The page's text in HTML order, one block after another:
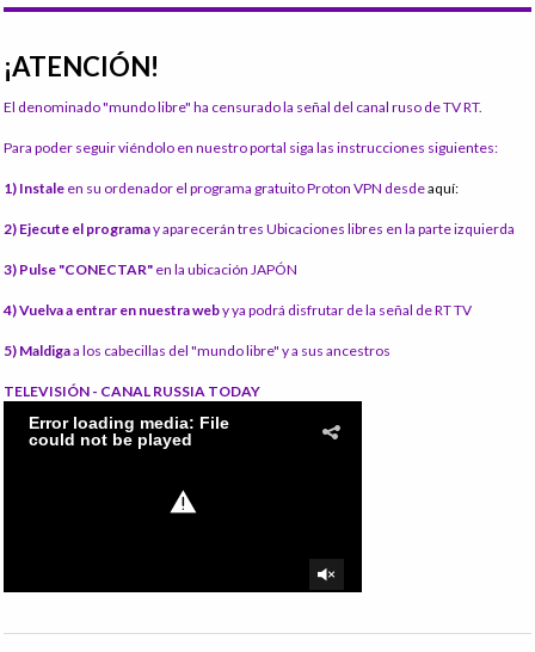
¡ATENCIÓN!
El denominado "mundo libre" ha censurado la señal del canal ruso de TV RT.
Para poder seguir viéndolo en nuestro portal siga las instrucciones siguientes:
1) Instale en su ordenador el programa gratuito Proton VPN desdeaquí:
2) Ejecute el programay aparecerán tres Ubicaciones libres en la parte izquierda
3) Pulse "CONECTAR" en la ubicación JAPÓN
4) Vuelva a entrar en nuestra weby ya podrá disfrutar de la señal de RT TV
5) Maldigaa los cabecillas del "mundo libre" y a sus ancestros
TELEVISIÓN - CANAL RUSSIA TODAY